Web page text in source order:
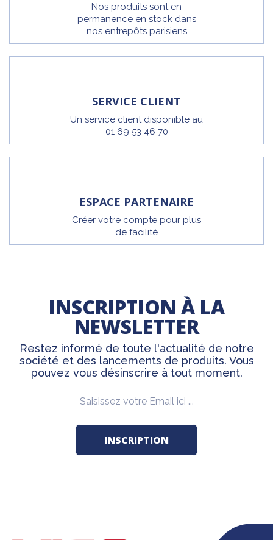
Nos produits sont en
permanence en stock dans
nos entrepôts parisiens
SERVICE CLIENT
Un service client disponible au
01 69 53 46 70
ESPACE PARTENAIRE
Créer votre compte pour plus
de facilité
INSCRIPTION À LA
NEWSLETTER
Restez informé de toute l'actualité de notre
société et des lancements de produits. Vous
pouvez vous désinscrire à tout moment.